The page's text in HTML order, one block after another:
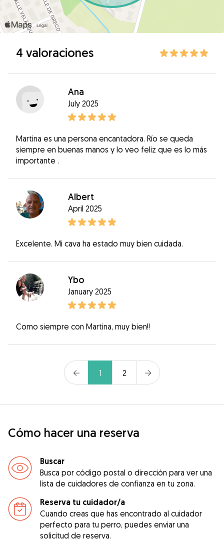
4 valoraciones
Ana
July 2025
Martina es una persona encantadora. Río se queda
siempre en buenas manos y lo veo feliz que es lo más
importante .
Albert
April 2025
Excelente. Mi cava ha estado muy bien cuidada.
Ybo
January 2025
Como siempre con Martina, muy bien!!
1 2
Cómo hacer una reserva
Buscar
Busca por código postal o dirección para ver una
lista de cuidadores de confianza en tu zona.
Reserva tu cuidador/a
Cuando creas que has encontrado al cuidador
perfecto para tu perro, puedes enviar una
solicitud de reserva.